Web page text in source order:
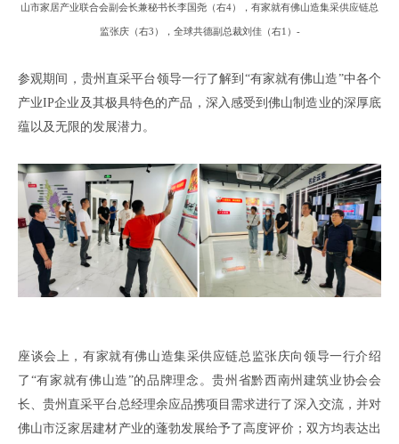
山市家居产业联合会副会长兼秘书长李国尧（右4）， 有家就有佛山造集采供应链总
监张庆（右3） ， 全球共德副总裁刘佳（右1） -
参观期间 ，贵州直采平台领导一行了解到 “有家就有佛山造”中各个
产业IP企业及其极具特色的产品， 深入感受到佛山制造业的深厚底
蕴以及无限的发展潜力 。
座谈会上 ，有家就有佛山造集采供应链总监张庆向领导一行介绍
了 “有家就有佛山造”的品牌理念 。贵州省黔西南州建筑业协会会
长、贵州直采平台总经理余应品携项目需求进行了深入交流， 并对
佛山市泛家居建材产业的蓬勃发展给予了高度评价 ； 双方均表达出